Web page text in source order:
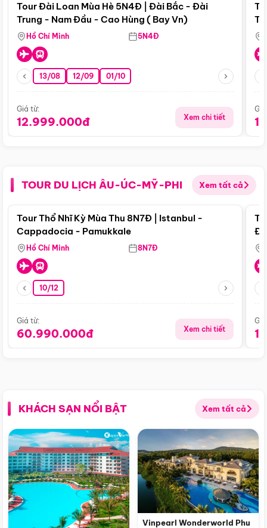
Tour Đài Loan Mùa Hè 5N4Đ | Đài Bắc - Đài
Trung - Nam Đầu - Cao Hùng ( Bay Vn)
Hồ Chí Minh 5N4Đ
13/08 12/09 01/10
Giá từ:
12.999.000đ Xem chi tiết
TOUR DU LỊCH ÂU-ÚC-MỸ-PHI Xem tất cả
Điểm nổi bật
Tour Thổ Nhĩ Kỳ Mùa Thu 8N7Đ | Istanbul -
Cappadocia - Pamukkale
Hồ Chí Minh 8N7Đ
10/12
Giá từ:
60.990.000đ Xem chi tiết
KHÁCH SẠN NỔI BẬT Xem tất cả
Vinpearl Wonderworld Phu